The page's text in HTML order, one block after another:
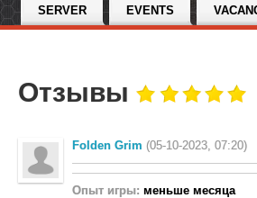
SERVER EVENTS
Отзывы
Folden Grim (05-10-2023, 07:20)
Опыт игры: меньше месяца